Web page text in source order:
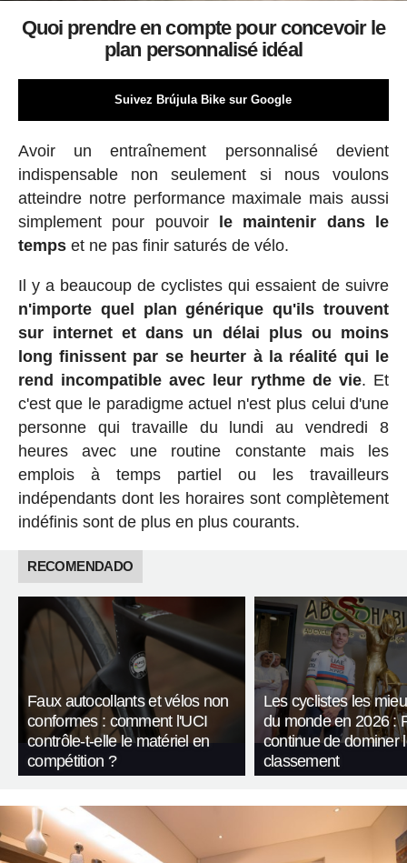
Quoi prendre en compte pour concevoir le
plan personnalisé idéal
Suivez Brújula Bike sur Google
Avoir un entraînement personnalisé devient
indispensable non seulement si nous voulons
atteindre notre performance maximale mais aussi
simplement pour pouvoir
le maintenir dans le
tempset ne pas finir saturés de vélo.
Il y a beaucoup de cyclistes qui essaient de suivre
n'importe quel plan générique qu'ils trouvent
sur internet et dans un délai plus ou moins
long finissent par se heurter à la réalité qui le
rend incompatible avec leur rythme de vie. Et
c'est que le paradigme actuel n'est plus celui d'une
personne qui travaille du lundi au vendredi 8
heures avec une routine constante mais les
emplois à temps partiel ou les travailleurs
indépendants dont les horaires sont complètement
indéfinis sont de plus en plus courants.
RECOMENDADO
Faux autocollants et vélos non
conformes : comment l'UCI
contrôle-t-elle le matériel en
compétition ?
Les cyclistes les
du monde en 2026 :
continue de dominer
classement